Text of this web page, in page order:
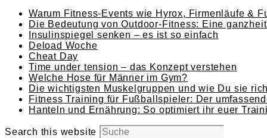
Warum Fitness-Events wie Hyrox, Firmenläufe &
Die Bedeutung von Outdoor-Fitness: Eine
Insulinspiegel senken – es ist so einfach
Deload Woche
Cheat Day
Time under tension – das Konzept verstehen
Welche Hose für Männer im Gym?
Die wichtigsten Muskelgruppen und wie Du sie
Fitness Training für Fußballspieler: Der
Hanteln und Ernährung: So optimiert ihr euer
Search this website